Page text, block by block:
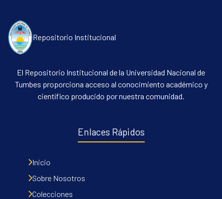
Repositorio Institucional
El Repositorio Institucional de la Universidad Nacional de
Tumbes proporciona acceso al conocimiento académico y
científico producido por nuestra comunidad.
Enlaces Rápidos
Inicio
Sobre Nosotros
Colecciones